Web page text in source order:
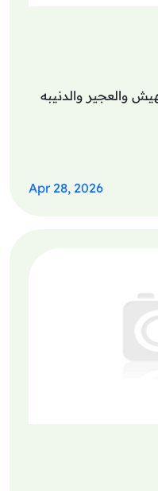
والعجير والدنيبه
Apr 28, 2026